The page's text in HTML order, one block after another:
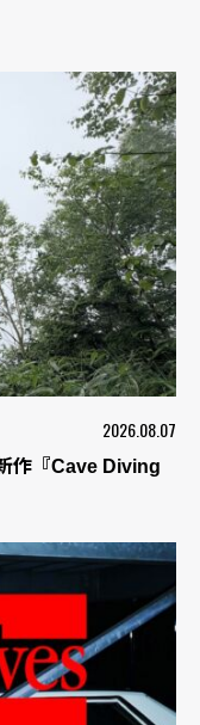
2026.08.07
作『Cave Diving